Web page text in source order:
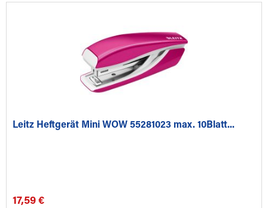
Leitz Heftgerät Mini WOW 55281023 max. 10Blatt...
17,59 €